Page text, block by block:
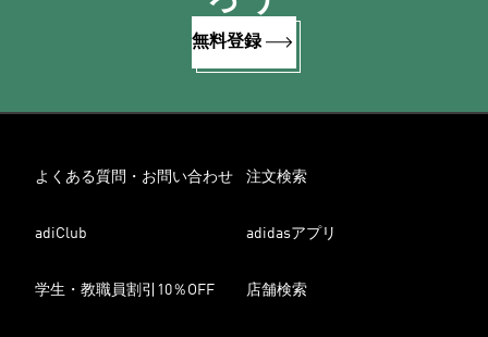
無料登録
よくある質問・お問い合わせ 注文検索
adiClub adidasアプリ
学生・教職員割引10％OFF 店舗検索